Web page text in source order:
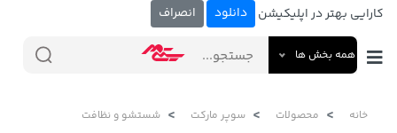
کارایی بهتر در اپلیکیشن دانلود انصراف
همه بخش ها
خانه محصولات سوپر مارکت
شستشو و نظافت